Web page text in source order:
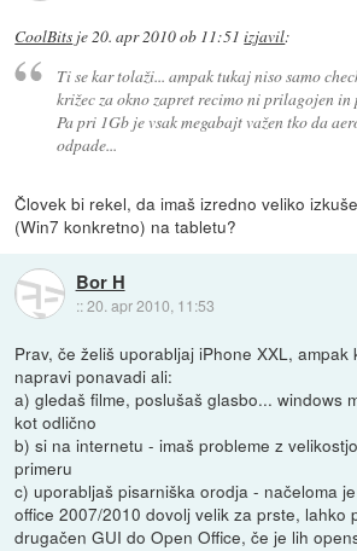
CoolBits je20. apr 2010 ob 11:51 izjavil:
Ti se kar tolaži... ampak tukaj niso samo
križec za okno zapret recimo ni prilagojen in
Pa pri 1Gb je vsak megabajt važen tko da
odpade...
Človek bi rekel, da imaš izredno veliko
(Win7 konkretno) na tabletu?
Bor H
::20. apr 2010, 11:53
Prav, če želiš uporabljaj iPhone XXL,
napravi ponavadi ali:
a) gledaš filme, poslušaš glasbo... windows
kot odlično
b) si na internetu - imaš probleme z
primeru
c) uporabljaš pisarniška orodja - načeloma
office 2007/2010 dovolj velik za prste, lahko
drugačen GUI do Open Office, če je lih